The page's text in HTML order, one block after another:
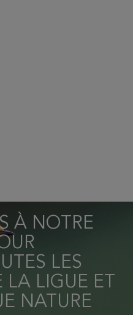
À NOTRE
LES
LIGUE ET
NATURE